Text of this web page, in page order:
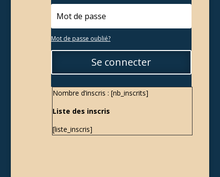
Mot de passe oublié?
Se connecter
Nombre d’inscris : [nb_inscrits]
Liste des inscris
[liste_inscris]